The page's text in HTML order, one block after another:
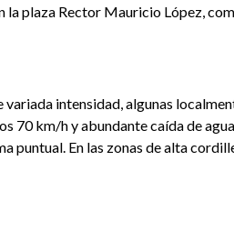
plaza Rector Mauricio López,
intensidad, algunas
km/h y abundante caída de
puntual. En las zonas de alta